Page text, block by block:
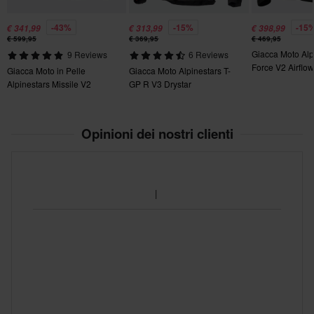
L
270 x 405 x 215 mm
270 x 395 x 200 mm
€ 341,99 -43%
€ 599,95
9 Reviews
Giacca Moto in Pelle
Alpinestars Missile V2
€ 313,99 -15%
€ 369,95
6 Reviews
Giacca Moto Alpinestars T-
GP R V3 Drystar
€ 398,99 -
€ 469,95
Giacca Moto
Force V2 Airflow
Opinioni dei nostri clienti